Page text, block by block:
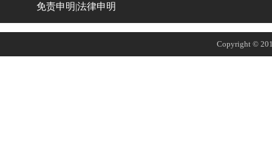
免责申明 法律申明
Copyright ©